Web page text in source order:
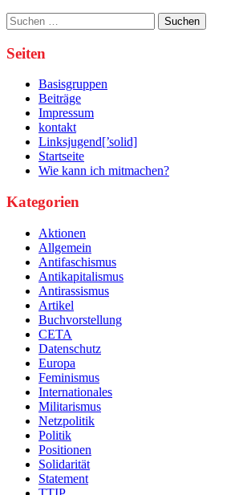
Suche
nach:
Seiten
Basisgruppen
Beiträge
Impressum
kontakt
Linksjugend[’solid]
Startseite
Wie kann ich mitmachen?
Kategorien
Aktionen
Allgemein
Antifaschismus
Antikapitalismus
Antirassismus
Artikel
Buchvorstellung
CETA
Datenschutz
Europa
Feminismus
Internationales
Militarismus
Netzpolitik
Politik
Positionen
Solidarität
Statement